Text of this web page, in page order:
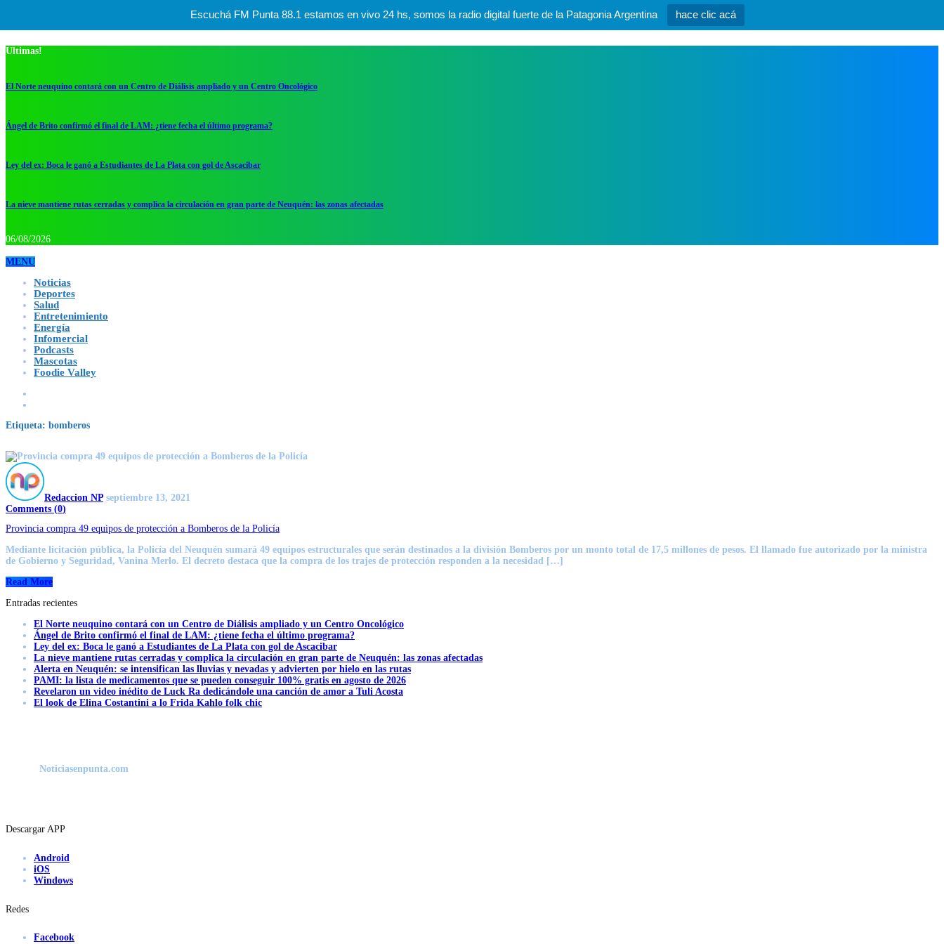
Escuchá FM Punta 88.1 estamos en vivo 24 hs, somos la radio digital fuerte de la Patagonia Argentina hace clic acá
Ultimas!
El Norte neuquino contará con un Centro de Diálisis ampliado y un Centro Oncológico
Ángel de Brito confirmó el final de LAM: ¿tiene fecha el último programa?
Ley del ex: Boca le ganó a Estudiantes de La Plata con gol de Ascacibar
La nieve mantiene rutas cerradas y complica la circulación en gran parte de Neuquén: las zonas afectadas
06/08/2026
MENU
Noticias
Deportes
Salud
Entretenimiento
Energía
Infomercial
Podcasts
Mascotas
Foodie Valley
Etiqueta: bomberos
Redaccion NP septiembre 13, 2021
Comments (0)
Provincia compra 49 equipos de protección a Bomberos de la Policía
Mediante licitación pública, la Policía del Neuquén sumará 49 equipos estructurales que serán destinados a la división Bomberos por un monto total de 17,5 millones de pesos. El llamado fue autorizado por la ministra
de Gobierno y Seguridad, Vanina Merlo. El decreto destaca que la compra de los trajes de protección responden a la necesidad […]
Read More
Entradas recientes
El Norte neuquino contará con un Centro de Diálisis ampliado y un Centro Oncológico
Ángel de Brito confirmó el final de LAM: ¿tiene fecha el último programa?
Ley del ex: Boca le ganó a Estudiantes de La Plata con gol de Ascacibar
La nieve mantiene rutas cerradas y complica la circulación en gran parte de Neuquén: las zonas afectadas
Alerta en Neuquén: se intensifican las lluvias y nevadas y advierten por hielo en las rutas
PAMI: la lista de medicamentos que se pueden conseguir 100% gratis en agosto de 2026
Revelaron un video inédito de Luck Ra dedicándole una canción de amor a Tuli Acosta
El look de Elina Costantini a lo Frida Kahlo folk chic
Noticiasenpunta.com
Descargar APP
Android
iOS
Windows
Redes
Facebook